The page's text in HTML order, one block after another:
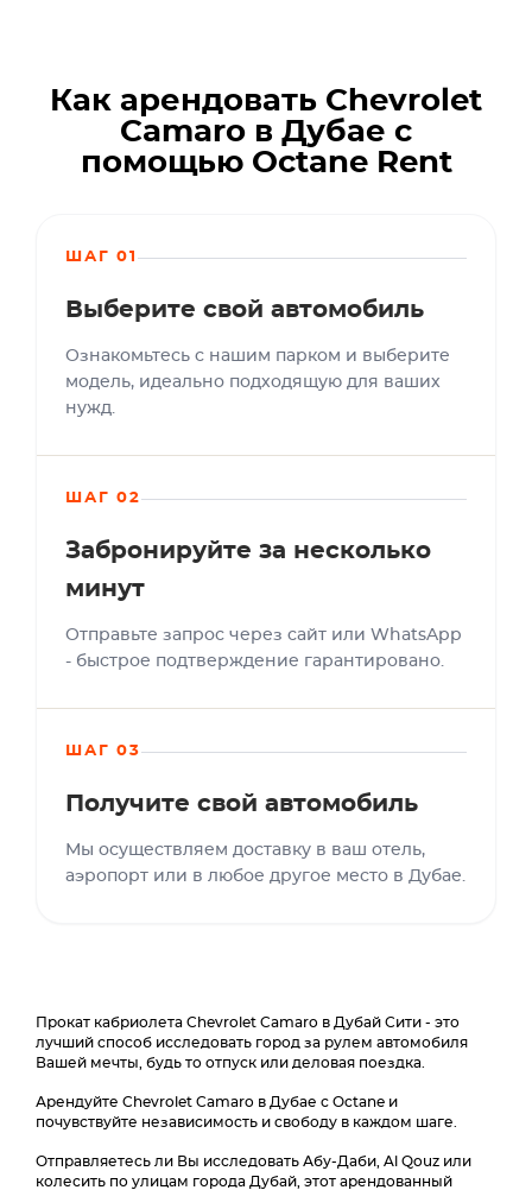
Как арендовать Chevrolet
Camaro в Дубае с
помощью Octane Rent
ШАГ 01
Выберите свой автомобиль
Ознакомьтесь с нашим парком и выберите
модель, идеально подходящую для ваших
нужд.
ШАГ 02
Забронируйте за несколько
минут
Отправьте запрос через сайт или WhatsApp
- быстрое подтверждение гарантировано.
ШАГ 03
Получите свой автомобиль
Мы осуществляем доставку в ваш отель,
аэропорт или в любое другое место в Дубае.
Прокат кабриолета Chevrolet Camaro в Дубай Сити - это
лучший способ исследовать город за рулем автомобиля
Вашей мечты, будь то отпуск или деловая поездка.
Арендуйте Chevrolet Camaro в Дубае с Octane и
почувствуйте независимость и свободу в каждом шаге.
Отправляетесь ли Вы исследовать Абу-Даби, Al Qouz или
колесить по улицам города Дубай, этот арендованный